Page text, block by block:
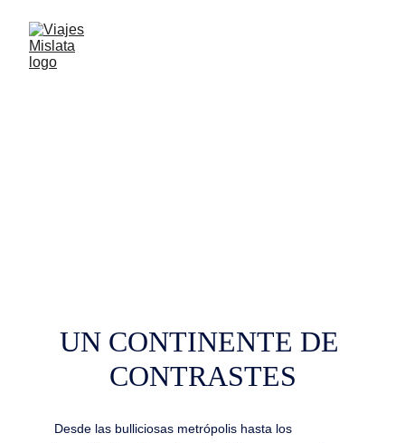
UN CONTINENTE DE
CONTRASTES
Desde las bulliciosas metrópolis hasta los